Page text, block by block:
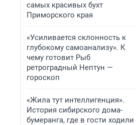
самых красивых бухт
Приморского края
«Усиливается склонность к
глубокому самоанализу». К
чему готовит Рыб
ретроградный Нептун —
гороскоп
«Жила тут интеллигенция».
История сибирского дома-
бумеранга, где в гости ходили